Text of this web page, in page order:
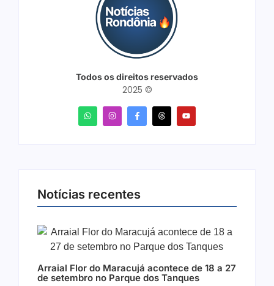
Todos os direitos reservados
2025 ©
Notícias recentes
Arraial Flor do Maracujá acontece de 18 a 27
de setembro no Parque dos Tanques